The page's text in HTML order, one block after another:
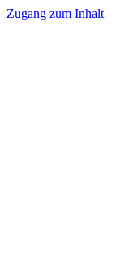
Zugang zum Inhalt